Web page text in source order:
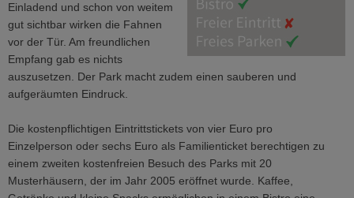
Einladend und schon von weitem
gut sichtbar wirken die Fahnen
vor der Tür. Am freundlichen
Empfang gab es nichts
auszusetzen. Der Park macht zudem einen sauberen und
aufgeräumten Eindruck.
Die kostenpflichtigen Eintrittstickets von vier Euro pro
Einzelperson oder sechs Euro als Familienticket berechtigen zu
einem zweiten kostenfreien Besuch des Parks mit 20
Musterhäusern, der im Jahr 2005 eröffnet wurde. Kaffee,